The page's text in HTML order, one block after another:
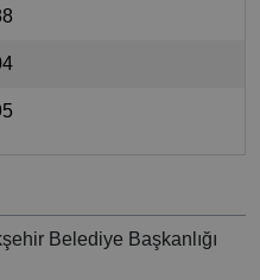
Belediye Başkanlığı